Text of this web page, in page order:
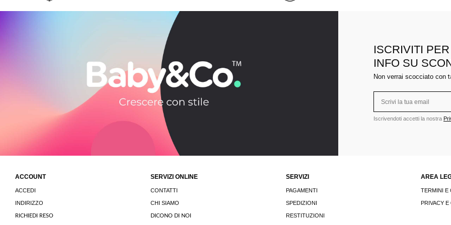
ISCRIVITI
INFO SU
Non verrai scocciato con
Iscrivendoti accetti la nostra
ACCOUNT
ACCEDI
INDIRIZZO
RICHIEDI RESO
SERVIZI ONLINE
CONTATTI
CHI SIAMO
DICONO DI NOI
SERVIZI
PAGAMENTI
SPEDIZIONI
RESTITUZIONI
AREA
TERMINI E
PRIVACY